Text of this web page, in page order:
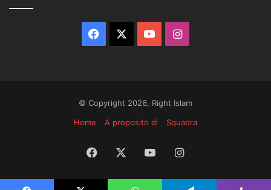
Facebook
You Instagram
© Copyright 2026, Right Islam
Home
A proposito di Squadra
Facebook
Tube
Instagram